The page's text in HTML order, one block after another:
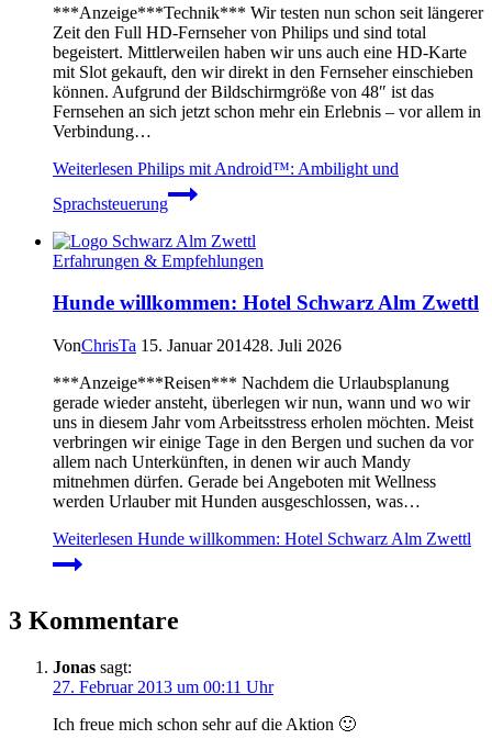
***Anzeige***Technik*** Wir testen nun schon seit längerer
Zeit den Full HD-Fernseher von Philips und sind total
begeistert. Mittlerweilen haben wir uns auch eine HD-Karte
mit Slot gekauft, den wir direkt in den Fernseher einschieben
können. Aufgrund der Bildschirmgröße von 48″ ist das
Fernsehen an sich jetzt schon mehr ein Erlebnis – vor allem in
Verbindung…
Weiterlesen Philips mit Android™: Ambilight und
Sprachsteuerung
Erfahrungen & Empfehlungen
Hunde willkommen: Hotel Schwarz Alm Zwettl
VonChrisTa 15. Januar 201428. Juli 2026
***Anzeige***Reisen*** Nachdem die Urlaubsplanung
gerade wieder ansteht, überlegen wir nun, wann und wo wir
uns in diesem Jahr vom Arbeitsstress erholen möchten. Meist
verbringen wir einige Tage in den Bergen und suchen da vor
allem nach Unterkünften, in denen wir auch Mandy
mitnehmen dürfen. Gerade bei Angeboten mit Wellness
werden Urlauber mit Hunden ausgeschlossen, was…
Weiterlesen Hunde willkommen: Hotel Schwarz Alm Zwettl
3 Kommentare
Jonas sagt:
27. Februar 2013 um 00:11 Uhr
Ich freue mich schon sehr auf die Aktion 🙂